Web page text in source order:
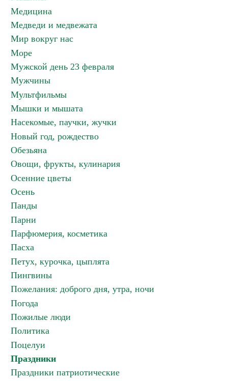
Медицина
Медведи и медвежата
Мир вокруг нас
Море
Мужской день 23 февраля
Мужчины
Мультфильмы
Мышки и мышата
Насекомые, паучки, жучки
Новый год, рождество
Обезьяна
Овощи, фрукты, кулинария
Осенние цветы
Осень
Панды
Парни
Парфюмерия, косметика
Пасха
Петух, курочка, цыплята
Пингвины
Пожелания: доброго дня, утра, ночи
Погода
Пожилые люди
Политика
Поцелуи
Праздники
Праздники патриотические